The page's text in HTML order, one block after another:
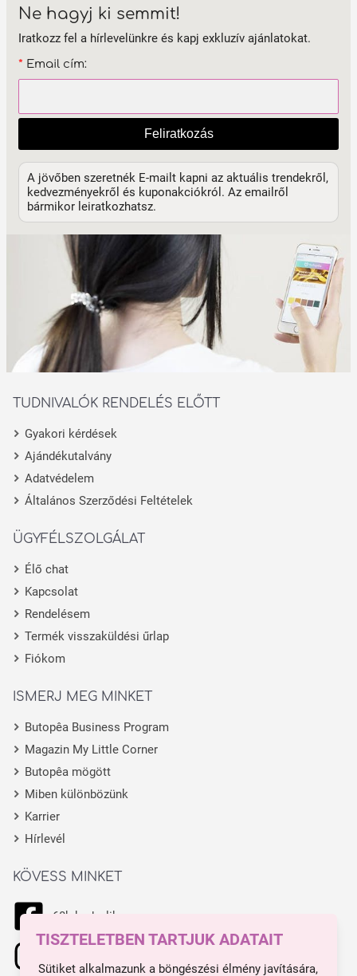
Ne hagyj ki semmit!
Iratkozz fel a hírlevelünkre és kapj exkluzív ajánlatokat.
* Email cím:
Feliratkozás
A jövőben szeretnék E-mailt kapni az aktuális trendekről,
kedvezményekről és kuponakciókról. Az emailről
bármikor leiratkozhatsz.
TUDNIVALÓK RENDELÉS ELŐTT
Gyakori kérdések
Ajándékutalvány
Adatvédelem
Általános Szerződési Feltételek
ÜGYFÉLSZOLGÁLAT
Élő chat
Kapcsolat
Rendelésem
Termék visszaküldési űrlap
Fiókom
ISMERJ MEG MINKET
Butopêa Business Program
Magazin My Little Corner
Butopêa mögött
Miben különbözünk
Karrier
Hírlevél
KÖVESS MINKET
68k kedvelik
TISZTELETBEN TARTJUK ADATAIT
Sütiket alkalmazunk a böngészési élmény javítására,